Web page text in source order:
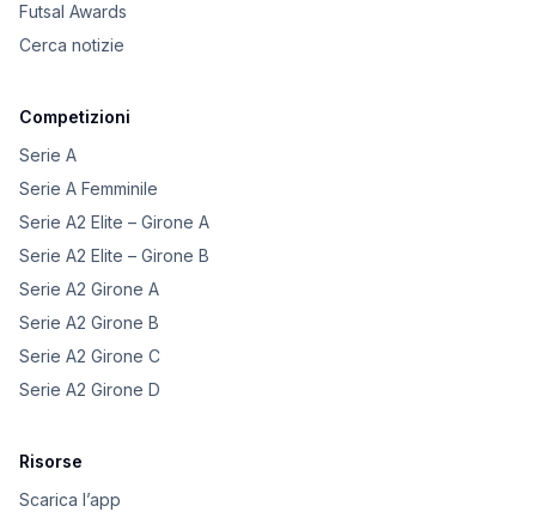
Futsal Awards
Cerca notizie
Competizioni
Serie A
Serie A Femminile
Serie A2 Elite – Girone A
Serie A2 Elite – Girone B
Serie A2 Girone A
Serie A2 Girone B
Serie A2 Girone C
Serie A2 Girone D
Risorse
Scarica l’app